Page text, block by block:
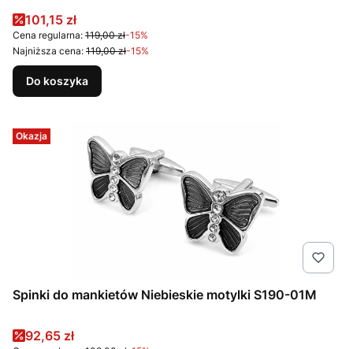
Cena promocyjna
101,15 zł
Cena regularna: 119,00 zł-15%
Najniższa cena: 119,00 zł-15%
Do koszyka
Okazja
Spinki do mankietów Niebieskie motylki S190-01M
Cena promocyjna
92,65 zł